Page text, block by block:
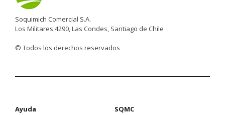
Soquimich Comercial S.A.
Los Militares 4290, Las Condes, Santiago de Chile
© Todos los derechos reservados
Ayuda SQMC